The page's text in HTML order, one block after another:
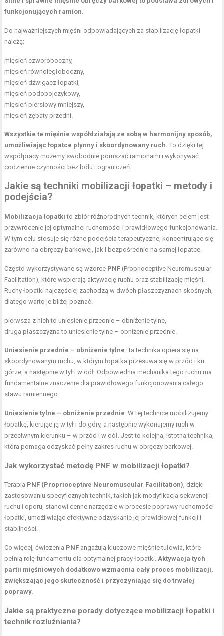
funkcjonujących ramion.
Do najważniejszych mięśni odpowiadających za stabilizację łopatki
należą:
mięsień czworoboczny,
mięsień równoległoboczny,
mięsień dźwigacz łopatki,
mięsień podobojczykowy,
mięsień piersiowy mniejszy,
mięsień zębaty przedni.
Wszystkie te mięśnie współdziałają ze sobą w harmonijny sposób,
umożliwiając łopatce płynny i skoordynowany ruch. To dzięki tej
współpracy możemy swobodnie poruszać ramionami i wykonywać
codzienne czynności bez bólu i ograniczeń.
Jakie są techniki mobilizacji łopatki – metody i
podejścia?
Mobilizacja łopatki to zbiór różnorodnych technik, których celem jest
przywrócenie jej optymalnej ruchomości i prawidłowego funkcjonowania.
W tym celu stosuje się różne podejścia terapeutyczne, koncentrujące się
zarówno na obręczy barkowej, jak i bezpośrednio na samej łopatce.
Często wykorzystywane są wzorce PNF (Proprioceptive Neuromuscular
Facilitation), które wspierają aktywację ruchu oraz stabilizację mięśni.
Ruchy łopatki najczęściej zachodzą w dwóch płaszczyznach skośnych,
dlatego warto je bliżej poznać.
pierwsza z nich to uniesienie przednie – obniżenie tylne,
druga płaszczyzna to uniesienie tylne – obniżenie przednie.
Uniesienie przednie – obniżenie tylne . Ta technika opiera się na
skoordynowanym ruchu, w którym łopatka przesuwa się w przód i ku
górze, a następnie w tył i w dół. Odpowiednia mechanika tego ruchu ma
fundamentalne znaczenie dla prawidłowego funkcjonowania całego
stawu ramiennego.
Uniesienie tylne – obniżenie przednie . W tej technice mobilizujemy
łopatkę, kierując ją w tył i do góry, a następnie wykonujemy ruch w
przeciwnym kierunku – w przód i w dół. Jest to kolejna, istotna technika,
która pomaga odzyskać pełny zakres ruchu w obręczy barkowej.
Jak wykorzystać metodę PNF w mobilizacji łopatki?
Terapia PNF (Proprioceptive Neuromuscular Facilitation) , dzięki
zastosowaniu specyficznych technik, takich jak modyfikacja sekwencji
ruchu i oporu, stanowi cenne narzędzie w procesie poprawy ruchomości
łopatki, umożliwiając efektywne odzyskanie jej prawidłowej funkcji i
stabilności.
Co więcej, ćwiczenia PNF angażują kluczowe mięśnie tułowia, które
pełnią rolę fundamentu dla optymalnej pracy łopatki. Aktywacja tych
partii mięśniowych dodatkowo wzmacnia cały proces mobilizacji,
zwiększając jego skuteczność i przyczyniając się do trwałej
poprawy.
Jakie są praktyczne porady dotyczące mobilizacji łopatki i
technik rozluźniania?